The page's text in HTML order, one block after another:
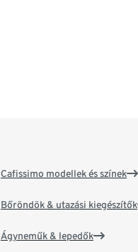
Cafissimo modellek és színek
Bőröndök & utazási kiegészítők
Ágyneműk & lepedők